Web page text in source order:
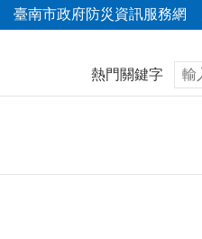
臺南市政府防災資訊服務網
熱門關鍵字